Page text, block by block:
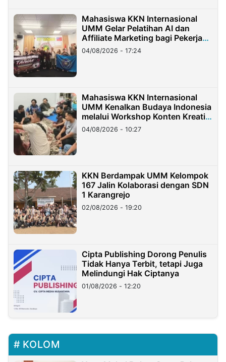
Mahasiswa KKN Internasional
UMM Gelar Pelatihan AI dan
Affiliate Marketing bagi Pekerja
Migran Indonesia di Taiwan
04/08/2026 - 17:24
Mahasiswa KKN Internasional
UMM Kenalkan Budaya Indonesia
melalui Workshop Konten Kreatif
di Taiwan
04/08/2026 - 10:27
KKN Berdampak UMM Kelompok
167 Jalin Kolaborasi dengan SDN
1 Karangrejo
02/08/2026 - 19:20
Cipta Publishing Dorong Penulis
Tidak Hanya Terbit, tetapi Juga
Melindungi Hak Ciptanya
01/08/2026 - 12:20
KOLOM